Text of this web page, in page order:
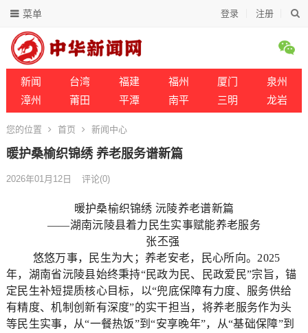
登录 注册
菜单
新闻 台湾 福建 福州 厦门
泉州
漳州
莆田 平潭 南平 三明 龙岩
您的位置 首页 新闻中心
暖护桑榆织锦绣 养老服务谱新篇
2026年01月12日 评论(0)
暖护桑榆织锦绣 沅陵养老谱新篇
——湖南沅陵县着力民生实事赋能养老服务
张丕强
悠悠万事，民生为大；养老安老，民心所向。2025
年，湖南省沅陵县始终秉持“民政为民、民政爱民”宗旨，锚
定民生补短提质核心目标，以“兜底保障有力度、服务供给
有精度、机制创新有深度”的实干担当，将养老服务作为头
等民生实事，从“一餐热饭”到“安享晚年”，从“基础保障”到